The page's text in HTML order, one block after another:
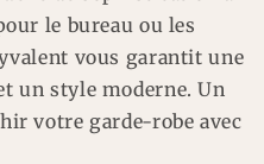
le bureau ou les
vous garantit une
un style moderne. Un
votre garde-robe avec